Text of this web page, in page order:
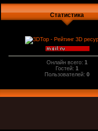
Статистика
Онлайн всего:1
Гостей:1
Пользователей:0